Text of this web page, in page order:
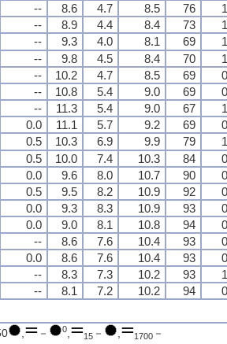
-- 8.6 4.7 8.5 76
-- 8.9 4.4 8.4 73
-- 9.3 4.0 8.1 69
-- 9.8 4.5 8.4 70
-- 10.2 4.7 8.5 69
-- 10.8 5.4 9.0 69
-- 11.3 5.4 9.0 67
0.0 11.1 5.7 9.2 69
0.5 10.3 6.9 9.9 79
0.5 10.0 7.4 10.3 84
0.0 9.6 8.0 10.7 90
0.5 9.5 8.2 10.9 92
0.0 9.3 8.3 10.9 93
0.0 9.0 8.1 10.8 94
-- 8.6 7.6 10.4 93
0.0 8.6 7.6 10.4 93
-- 8.3 7.3 10.2 93
-- 8.1 7.2 10.2 94
－ 0, 15－ 1700－